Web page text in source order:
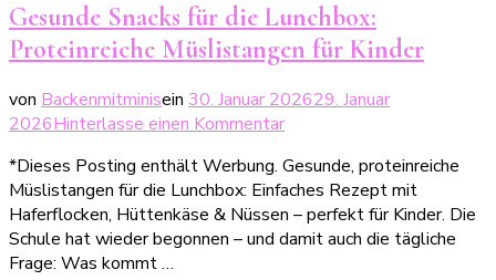
Gesunde Snacks für die Lunchbox:
Proteinreiche Müslistangen für Kinder
von Backenmitminisein 30. Januar 202629. Januar
2026Hinterlasse einen Kommentarzu
Snacks
für
die
Lunchbox:
*Dieses Posting enthält Werbung. Gesunde, proteinreiche
Müslistangen für die Lunchbox: Einfaches Rezept mit
Haferflocken, Hüttenkäse & Nüssen – perfekt für Kinder. Die
Schule hat wieder begonnen – und damit auch die tägliche
Frage: Was kommt …